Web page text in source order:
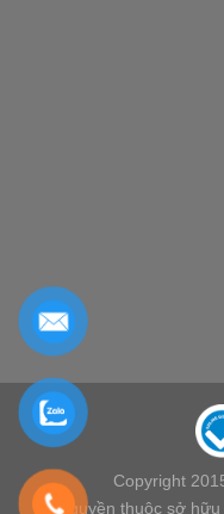
Copyright
Bản quyền thuộc sở